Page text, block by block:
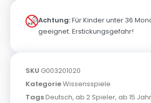
Achtung:Für Kinder unter 36
geeignet. Erstickungsgefahr!
SKU G003201020
KategorieWissensspiele
TagsDeutsch, ab 2 Spieler, ab 15